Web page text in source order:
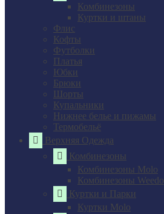
Комбинезоны
Куртки и штаны
Флис
Кофты
Футболки
Платья
Юбки
Брюки
Шорты
Купальники
Нижнее белье и пижамы
Термобельё
Верхняя Одежда
Комбинезоны
Комбинезоны Molo
Комбинезоны Weedo
Куртки и Парки
Куртки Molo